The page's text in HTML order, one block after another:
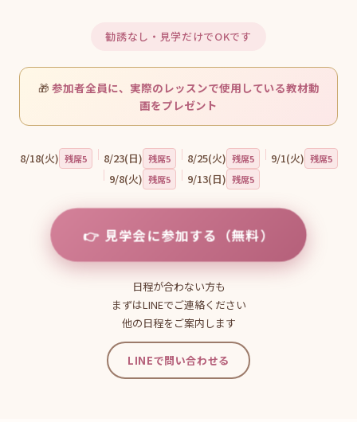
勧誘なし・見学だけでOKです
🎁 参加者全員に、実際のレッスンで使用している教材動
画をプレゼント
8/18(火) 残席5 ｜ 8/23(日) 残席5 ｜ 8/25(火) 残席5 ｜ 9/1(火) 残席5
｜ 9/8(火) 残席5 ｜ 9/13(日) 残席5
見学会に参加する（無料）
日程が合わない方も
まずはLINEでご連絡ください
他の日程をご案内します
LINEで問い合わせる